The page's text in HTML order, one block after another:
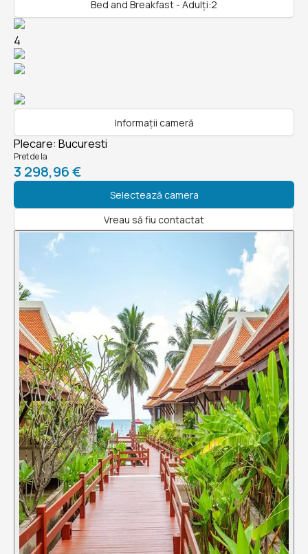
Bed and Breakfast - Adulți:2
4
Informații cameră
Plecare: Bucuresti
Pret de la
3 298,96 €
Selectează camera
Vreau să fiu contactat